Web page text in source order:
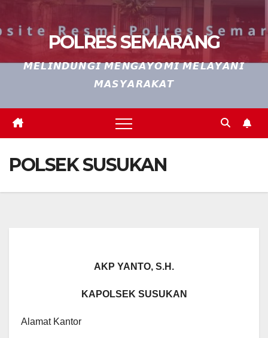
POLRES SEMARANG
𝙈𝙀𝙇𝙄𝙉𝘿𝙐𝙉𝙂𝙄 𝙈𝙀𝙉𝙂𝘼𝙔𝙊𝙈𝙄 𝙈𝙀𝙇𝘼𝙔𝘼𝙉𝙄
𝙈𝘼𝙎𝙔𝘼𝙍𝘼𝙆𝘼𝙏
POLSEK SUSUKAN
AKP YANTO, S.H.
KAPOLSEK SUSUKAN
Alamat Kantor